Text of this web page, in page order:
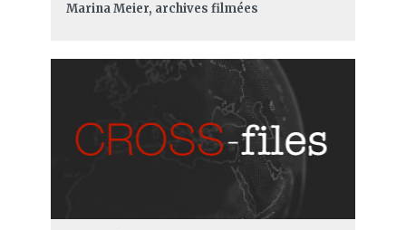
Marina Meier, archives filmées